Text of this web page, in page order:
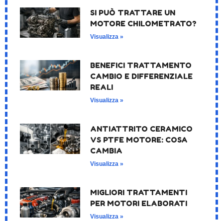
SI PUÒ TRATTARE UN
MOTORE CHILOMETRATO?
Visualizza »
BENEFICI TRATTAMENTO
CAMBIO E DIFFERENZIALE
REALI
Visualizza »
ANTIATTRITO CERAMICO
VS PTFE MOTORE: COSA
CAMBIA
Visualizza »
MIGLIORI TRATTAMENTI
PER MOTORI ELABORATI
Visualizza »